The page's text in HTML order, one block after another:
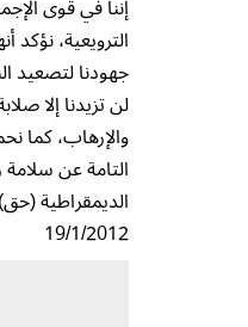
الترويعية، نؤكد
جهودنا لتصعيد
لن تزيدنا إلا
والإرهاب، كما
التامة عن
الديمقراطية
19/1/2012